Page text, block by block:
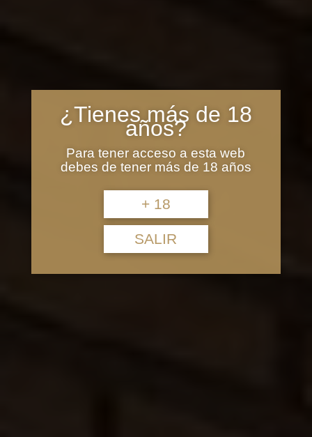
¿Tienes más de 18
años?
Para tener acceso a esta web
debes de tener más de 18 años
+ 18
SALIR